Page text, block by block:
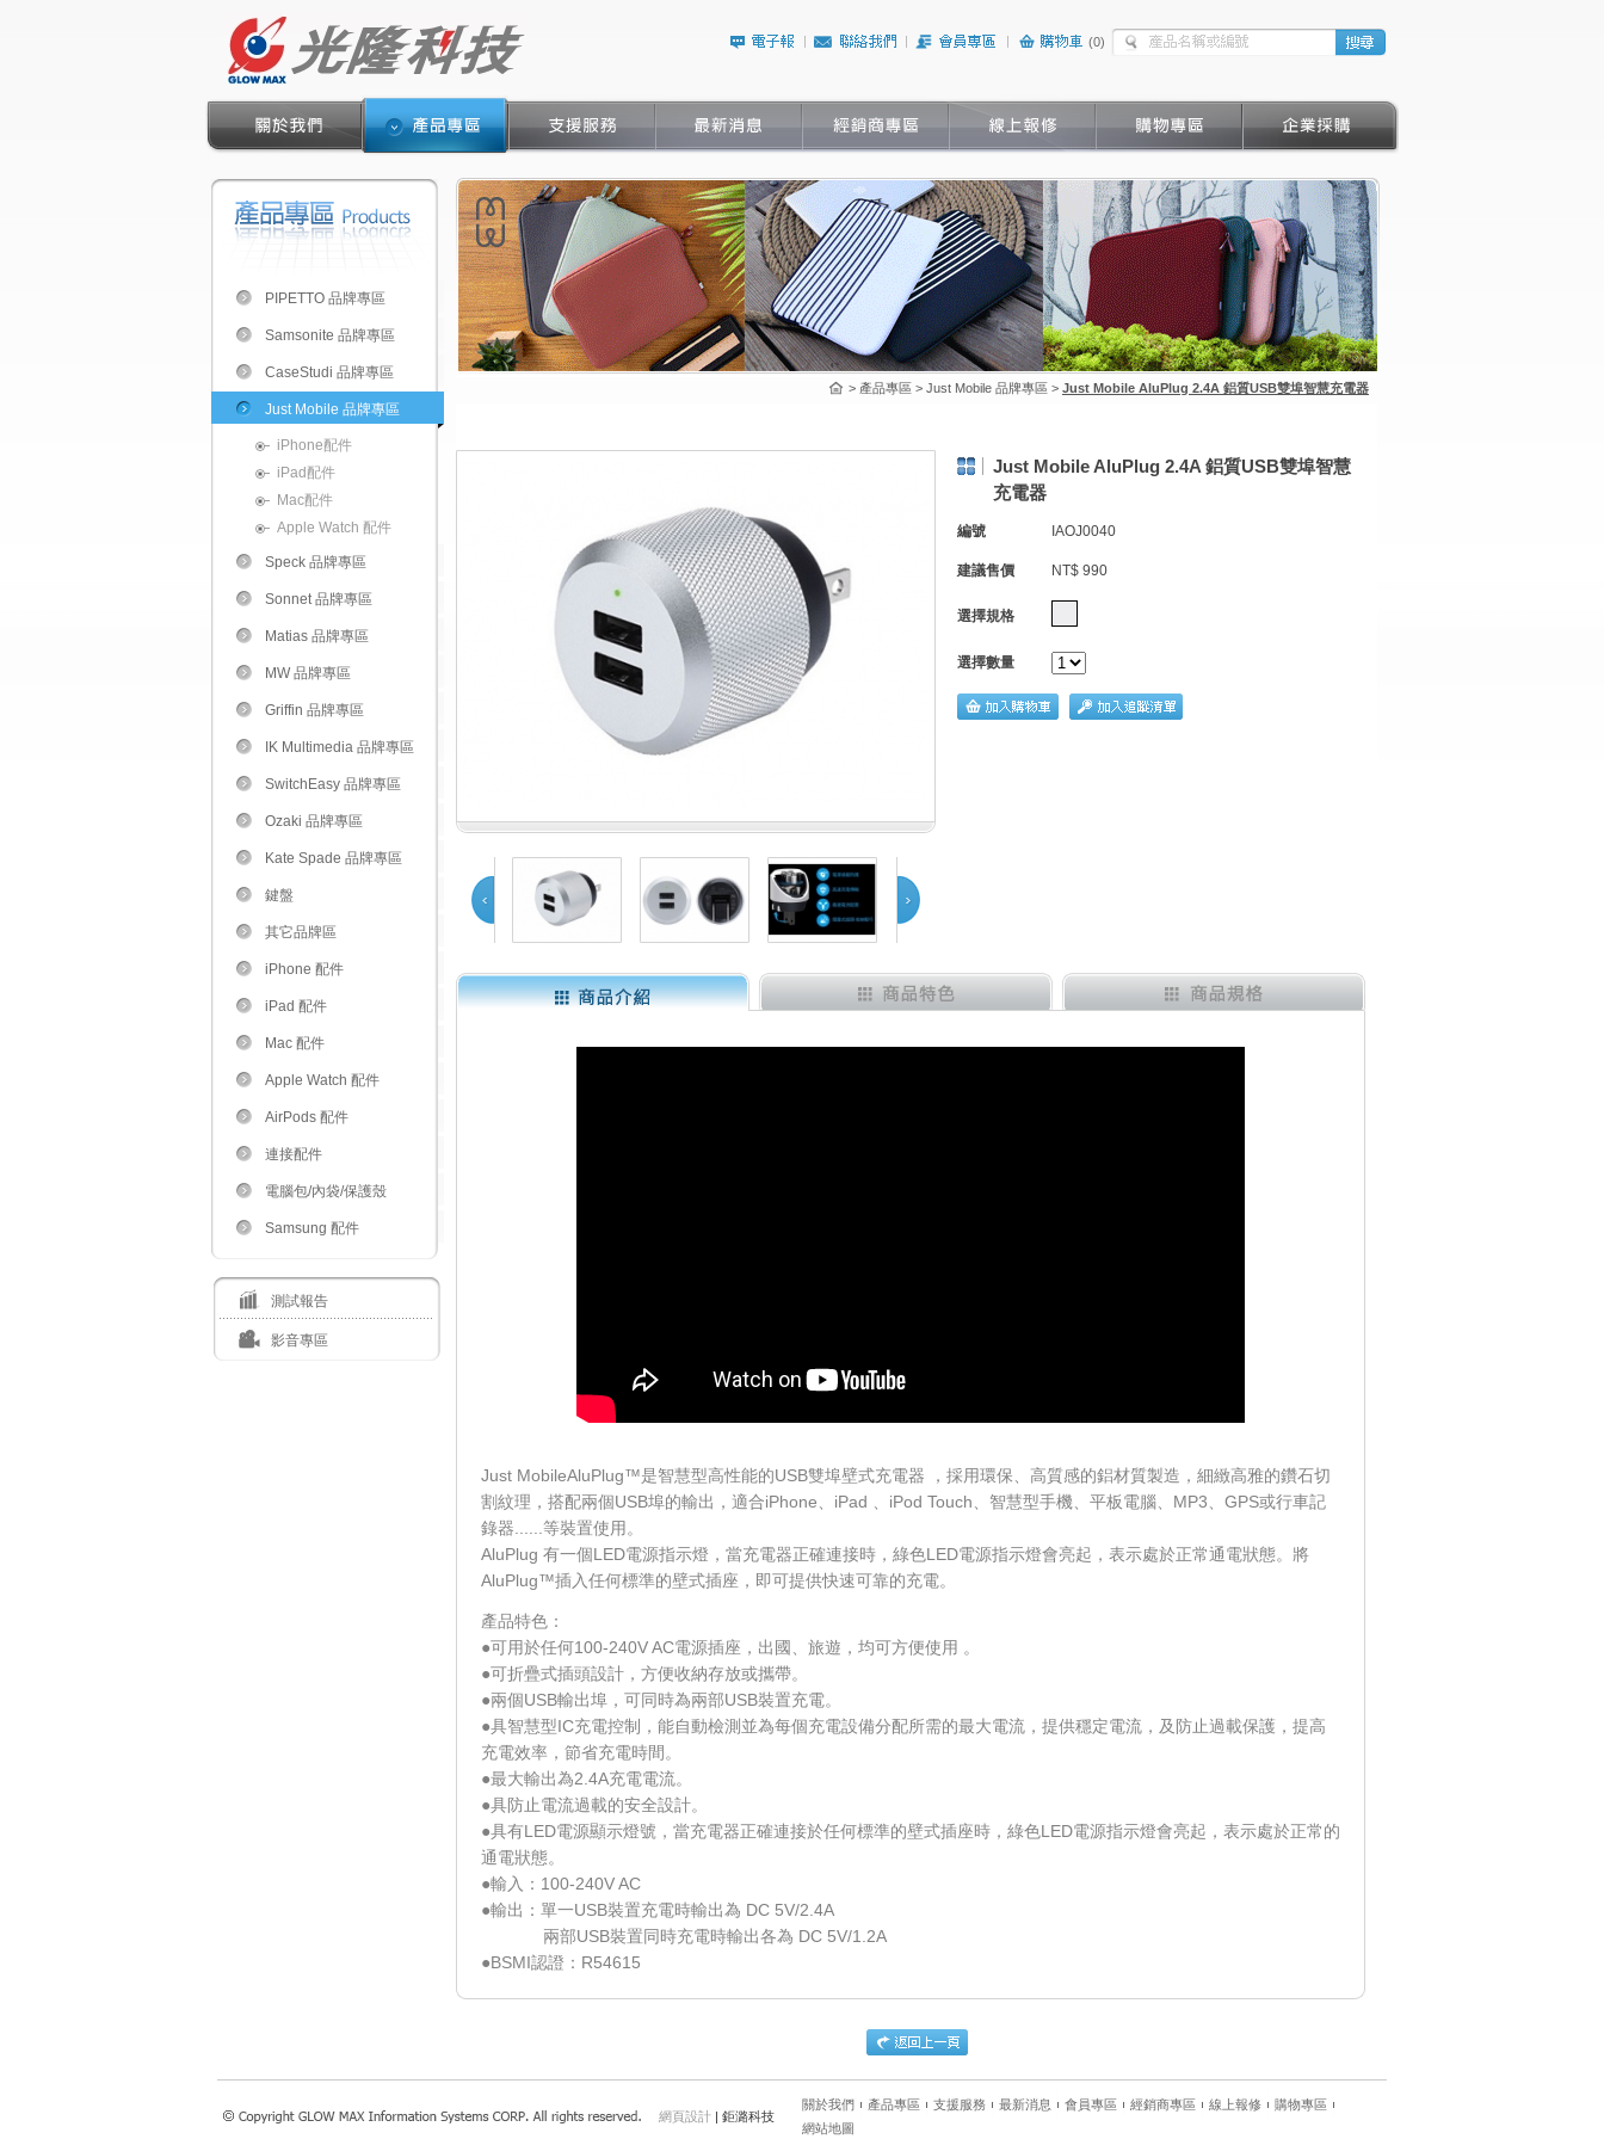
(0)
PIPETTO 品牌專區
Samsonite 品牌專區
CaseStudi 品牌專區
Just Mobile 品牌專區
iPhone配件
iPad配件
Mac配件
Apple Watch 配件
Speck 品牌專區
Sonnet 品牌專區
Matias 品牌專區
MW 品牌專區
Griffin 品牌專區
IK Multimedia 品牌專區
SwitchEasy 品牌專區
Ozaki 品牌專區
Kate Spade 品牌專區
鍵盤
其它品牌區
iPhone 配件
iPad 配件
Mac 配件
Apple Watch 配件
AirPods 配件
連接配件
電腦包/內袋/保護殼
Samsung 配件
測試報告
影音專區
> 產品專區 > Just Mobile 品牌專區 > Just Mobile AluPlug 2.4A 鋁質USB雙埠智慧充電器
Just Mobile AluPlug 2.4A 鋁質USB雙埠智慧
充電器
編號 IAOJ0040
建議售價 NT$ 990
選擇規格
選擇數量
Just MobileAluPlug™是智慧型高性能的USB雙埠壁式充電器 ，採用環保、高質感的鋁材質製造，細緻高雅的鑽石切
割紋理，搭配兩個USB埠的輸出，適合iPhone、iPad 、iPod Touch、智慧型手機、平板電腦、MP3、GPS或行車記
錄器......等裝置使用。
AluPlug 有一個LED電源指示燈，當充電器正確連接時，綠色LED電源指示燈會亮起，表示處於正常通電狀態。 將
AluPlug™插入任何標準的壁式插座，即可提供快速可靠的充電。
產品特色：
●可用於任何100-240V AC電源插座，出國、旅遊，均可方便使用 。
●可折疊式插頭設計，方便收納存放或攜帶。
●兩個USB輸出埠，可同時為兩部USB裝置充電。
●具智慧型IC充電控制，能自動檢測並為每個充電設備分配所需的最大電流，提供穩定電流，及防止過載保護，提高
充電效率，節省充電時間。
●最大輸出為2.4A充電電流。
●具防止電流過載的安全設計。
●具有LED電源顯示燈號，當充電器正確連接於任何標準的壁式插座時，綠色LED電源指示燈會亮起，表示處於正常的
通電狀態。
●輸入：100-240V AC
●輸出：單一USB裝置充電時輸出為 DC 5V/2.4A
兩部USB裝置同時充電時輸出各為 DC 5V/1.2A
●BSMI認證：R54615
網頁設計 | 鉅潞科技
關於我們 產品專區 支援服務 最新消息 會員專區 經銷商專區 線上報修
購物專區
網站地圖